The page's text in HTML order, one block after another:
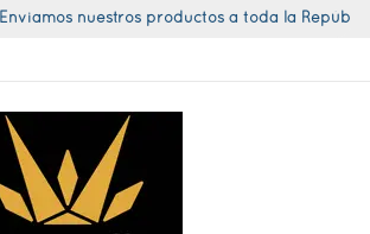
Enviamos nuestros productos a toda la